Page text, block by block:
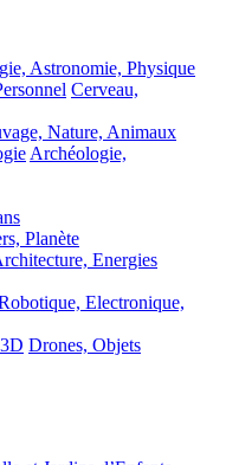
Astronomie, Physique
Cerveau,
Nature, Animaux
Archéologie,
Planète
Energies
Electronique,
Drones, Objets